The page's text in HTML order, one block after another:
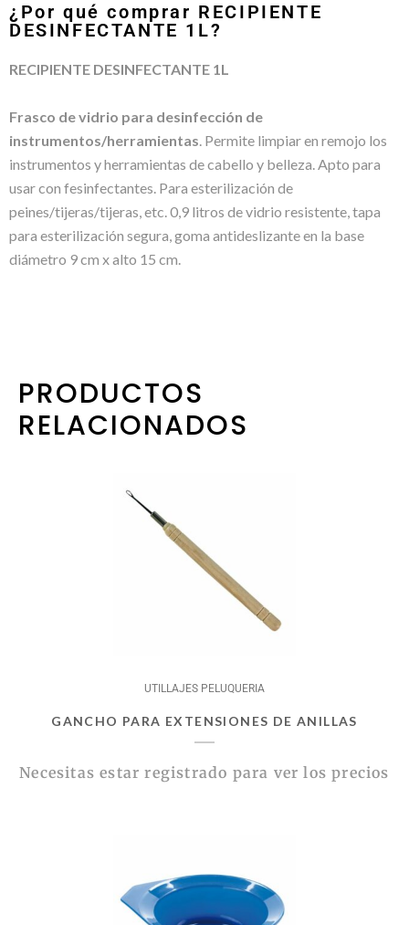
¿Por qué comprar RECIPIENTE
DESINFECTANTE 1L?
RECIPIENTE DESINFECTANTE 1L
Frasco de vidrio para desinfección de
instrumentos/herramientas. Permite limpiar en remojo los
instrumentos y herramientas de cabello y belleza. Apto para
usar con fesinfectantes. Para esterilización de
peines/tijeras/tijeras, etc. 0,9 litros de vidrio resistente, tapa
para esterilización segura, goma antideslizante en la base
diámetro 9 cm x alto 15 cm.
PRODUCTOS
RELACIONADOS
UTILLAJES PELUQUERIA
GANCHO PARA EXTENSIONES DE ANILLAS
Necesitas estar registrado para ver los precios